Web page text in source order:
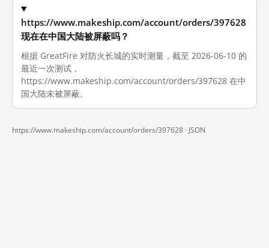
https://www.makeship.com/account/orders/397628
现在在中国大陆被屏蔽吗？
根据 GreatFire 对防火长城的实时测量，截至 2026-06-10 的
最近一次测试，
https://www.makeship.com/account/orders/397628 在中
国大陆未被屏蔽。
https://www.makeship.com/account/orders/397628 · JSON